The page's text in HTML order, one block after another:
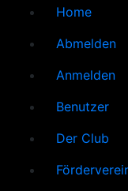
Home
Abmelden
Anmelden
Benutzer
Der Club